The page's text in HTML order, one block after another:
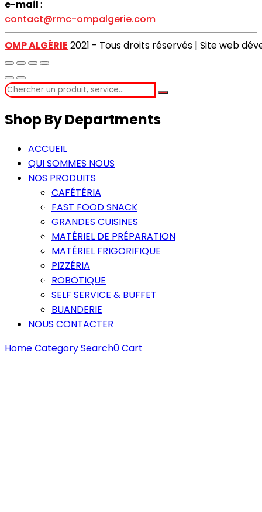
e-mail:
contact@rmc-ompalgerie.com
OMP ALGÉRIE 2021 - Tous droits réservés | Site web
Shop By Departments
ACCUEIL
QUI SOMMES NOUS
NOS PRODUITS
CAFÉTÉRIA
FAST FOOD SNACK
GRANDES CUISINES
MATÉRIEL DE PRÉPARATION
MATÉRIEL FRIGORIFIQUE
PIZZÉRIA
ROBOTIQUE
SELF SERVICE & BUFFET
BUANDERIE
NOUS CONTACTER
HomeCategorySearch0Cart